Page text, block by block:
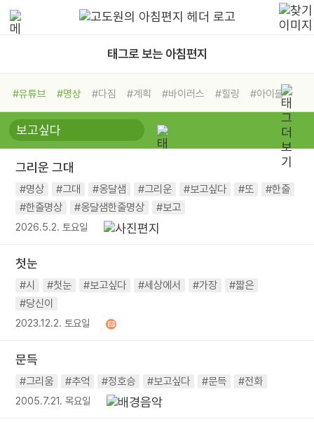
태그로 보는 아침편지
#유튜브 #명상 #다짐 #계획 #바이러스 #힐링
#아이들
#비전캠프
#독서캠프 #삶
#희망
#나눔 #친구 #링컨학교
#독서
#건강
그리운 그대
#명상 #그대 #옹달샘 #그리운 #보고싶다 #또
#한줄
#한줄명상
#옹달샘한줄명상 #보고
2026.5.2. 토요일
첫눈
#시 #첫눈 #보고싶다 #세상에서 #가장
#짧은
#당신이
2023.12.2. 토요일
문득
#그리움 #추억 #정호승 #보고싶다 #문득 #전화
2005.7.21. 목요일